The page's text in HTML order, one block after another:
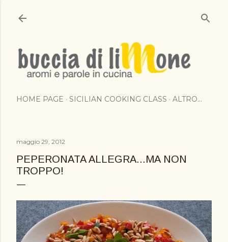
HOME PAGE SICILIAN COOKING CLASS ALTRO…
maggio 29, 2012
PEPERONATA ALLEGRA...MA NON
TROPPO!